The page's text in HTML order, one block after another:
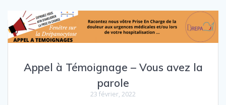
Appel à Témoignage – Vous avez la
parole
23 février, 2022